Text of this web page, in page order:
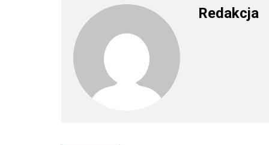
Redakcja